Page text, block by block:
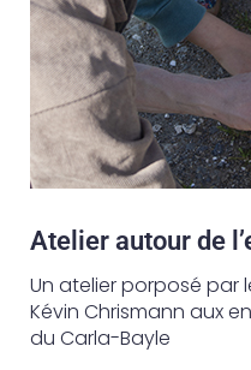
Atelier autour de
Un atelier porposé par
Kévin Chrismann aux
du Carla-Bayle